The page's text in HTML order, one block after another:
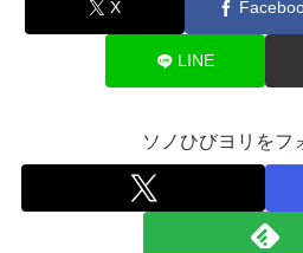
X
LINE
ソノひびヨリをフ